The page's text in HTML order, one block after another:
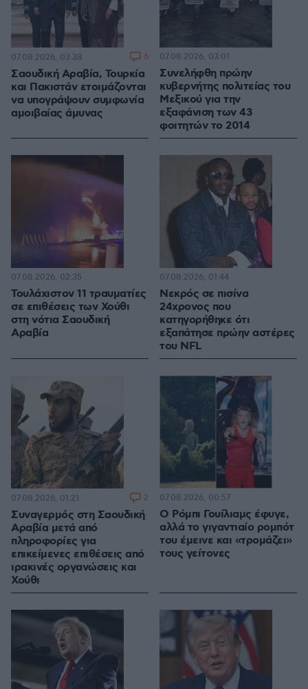
Σαουδική Αραβία, Τουρκία
και Πακιστάν ετοιμάζονται
να υπογράψουν συμφωνία
αμοιβαίας άμυνας
07.08.2026, 03:38 6
Συνελήφθη πρώην
κυβερνήτης πολιτείας του
Μεξικού για την
εξαφάνιση των 43
φοιτητών το 2014
07.08.2026, 03:01
Τουλάχιστον 11 τραυματίες
σε επιθέσεις των Χούθι
στη νότια Σαουδική
Αραβία
07.08.2026, 02:35
Νεκρός σε πισίνα
24χρονος που
κατηγορήθηκε ότι
εξαπάτησε πρώην αστέρες
του NFL
07.08.2026, 01:44
Συναγερμός στη Σαουδική
Αραβία μετά από
πληροφορίες για
επικείμενες επιθέσεις από
ιρακινές οργανώσεις και
Χούθι
07.08.2026, 01:21 2
Ο Ρόμπι Γουίλιαμς έφυγε,
αλλά το γιγαντιαίο ρομπότ
του έμεινε και «τρομάζει»
τους γείτονες
07.08.2026, 00:57